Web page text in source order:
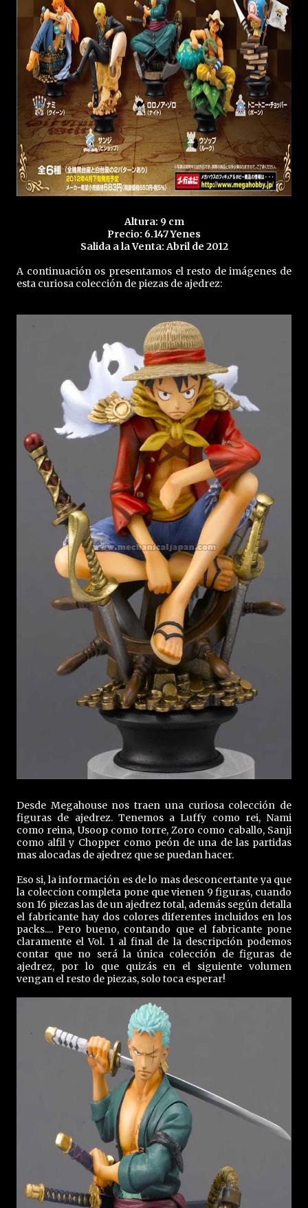
Altura: 9 cm
Precio: 6.147 Yenes
Salida a la Venta: Abril de 2012
A continuación os presentamos el resto de imágenes de
esta curiosa colección de piezas de ajedrez:
Desde Megahouse nos traen una curiosa colección de
figuras de ajedrez. Tenemos a Luffy como rei, Nami
como reina, Usoop como torre, Zoro como caballo, Sanji
como alfil y Chopper como peón de una de las partidas
mas alocadas de ajedrez que se puedan hacer.
Eso si, la información es de lo mas desconcertante ya que
la coleccion completa pone que vienen 9 figuras, cuando
son 16 piezas las de un ajedrez total, además según detalla
el fabricante hay dos colores diferentes incluidos en los
packs.... Pero bueno, contando que el fabricante pone
claramente el Vol. 1 al final de la descripción podemos
contar que no será la única colección de figuras de
ajedrez, por lo que quizás en el siguiente volumen
vengan el resto de piezas, solo toca esperar!